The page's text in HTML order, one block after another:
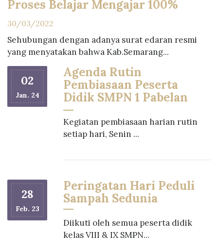
Proses Belajar Mengajar 100%
30/03/2022
Sehubungan dengan adanya surat edaran resmi
yang menyatakan bahwa Kab.Semarang...
02
Jan. 24
Agenda Rutin
Pembiasaan Peserta
Didik SMPN 1 Pabelan
Kegiatan pembiasaan harian rutin
setiap hari, Senin ...
28
Feb. 23
Peringatan Hari Peduli
Sampah Sedunia
Diikuti oleh semua peserta didik
kelas VIII & IX SMPN...